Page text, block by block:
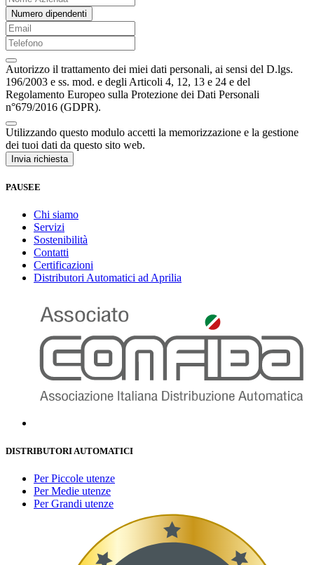
Numero dipendenti
Autorizzo il trattamento dei miei dati personali, ai sensi del D.lgs.
196/2003 e ss. mod. e degli Articoli 4, 12, 13 e 24 e del
Regolamento Europeo sulla Protezione dei Dati Personali
n°679/2016 (GDPR).
Utilizzando questo modulo accetti la memorizzazione e la gestione
dei tuoi dati da questo sito web.
Invia richiesta
PAUSEE
Chi siamo
Servizi
Sostenibilità
Contatti
Certificazioni
Distributori Automatici ad Aprilia
DISTRIBUTORI AUTOMATICI
Per Piccole utenze
Per Medie utenze
Per Grandi utenze